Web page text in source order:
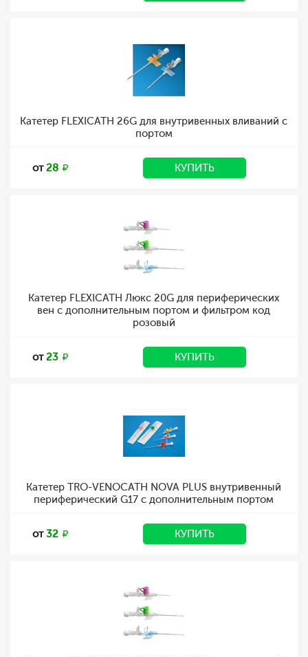
Катетер FLEXICATH 26G для внутривенных вливаний с
портом
от28 КУПИТЬ
Катетер FLEXICATH Люкс 20G для периферических
вен с дополнительным портом и фильтром код
розовый
от23 КУПИТЬ
Катетер TRO-VENOCATH NOVA PLUS внутривенный
периферический G17 с дополнительным портом
от32 КУПИТЬ